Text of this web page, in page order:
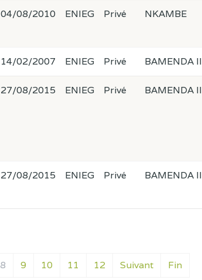
8 9 10 11 12 Suivant Fin
04/08/2010 ENIEG Privé NKAMBE
14/02/2007 ENIEG Privé BAMENDA II
27/08/2015 ENIEG Privé BAMENDA II
27/08/2015 ENIEG Privé BAMENDA II